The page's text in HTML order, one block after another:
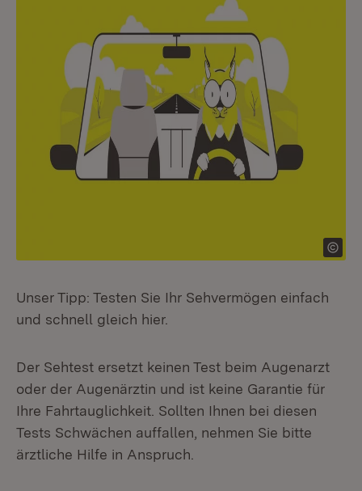
Unser Tipp: Testen Sie Ihr Sehvermögen einfach
und schnell gleich hier.
Der Sehtest ersetzt keinen Test beim Augenarzt
oder der Augenärztin und ist keine Garantie für
Ihre Fahrtauglichkeit. Sollten Ihnen bei diesen
Tests Schwächen auffallen, nehmen Sie bitte
ärztliche Hilfe in Anspruch.